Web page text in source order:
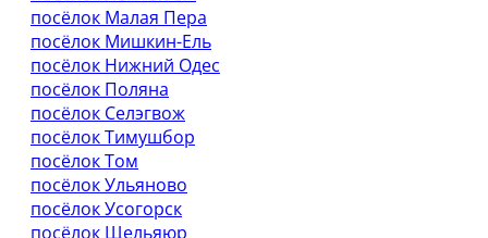
посёлок Малая Пера
посёлок Мишкин-Ель
посёлок Нижний Одес
посёлок Поляна
посёлок Селэгвож
посёлок Тимушбор
посёлок Том
посёлок Ульяново
посёлок Усогорск
посёлок Щельяюр